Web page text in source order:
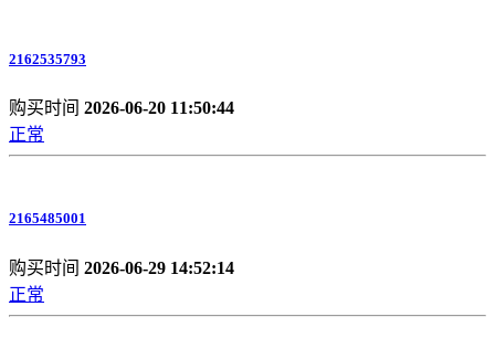
2162535793
购买时间 2026-06-20 11:50:44
正常
2165485001
购买时间 2026-06-29 14:52:14
正常